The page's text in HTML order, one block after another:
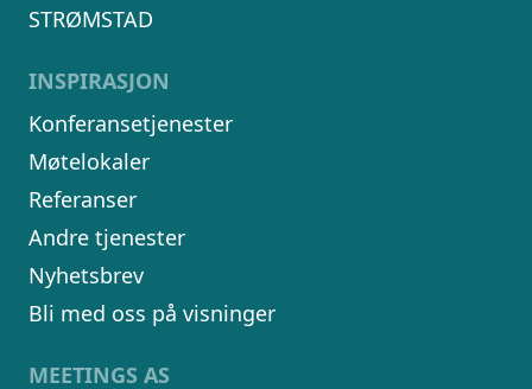
STRØMSTAD
INSPIRASJON
Konferansetjenester
Møtelokaler
Referanser
Andre tjenester
Nyhetsbrev
Bli med oss på visninger
MEETINGS AS